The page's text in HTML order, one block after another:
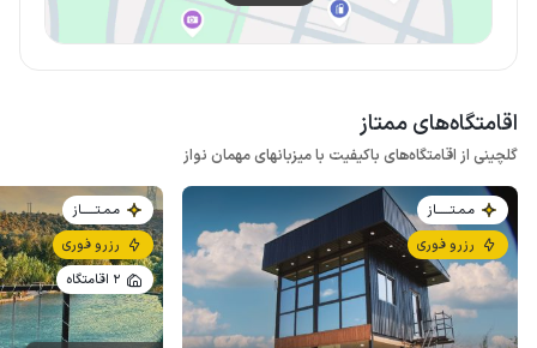
اقامتگاه‌های ممتاز
گلچینی از اﻗﺎﻣﺘﮕﺎه‌ﻫﺎی ﺑﺎکیفیت ﺑﺎ میزبانهای مهمان نواز
مـمـتــــــاز
رزرو فوری
مـمـتــــــاز
رزرو فوری
2 اقامتگاه